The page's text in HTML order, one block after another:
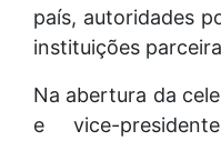
país, autoridades
instituições
Na abertura da
e vice-